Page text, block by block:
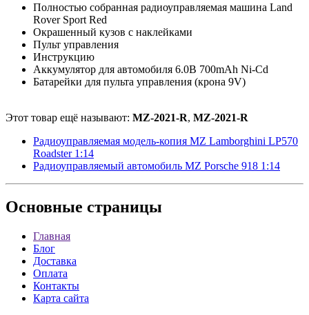
Полностью собранная радиоуправляемая машина Land
Rover Sport Red
Окрашенный кузов с наклейками
Пульт управления
Инструкцию
Аккумулятор для автомобиля 6.0B 700mAh Ni-Cd
Батарейки для пульта управления (крона 9V)
Этот товар ещё называют: MZ-2021-R, MZ-2021-R
Радиоуправляемая модель-копия MZ Lamborghini LP570
Roadster 1:14
Радиоуправляемый автомобиль MZ Porsche 918 1:14
Основные страницы
Главная
Блог
Доставка
Оплата
Контакты
Карта сайта